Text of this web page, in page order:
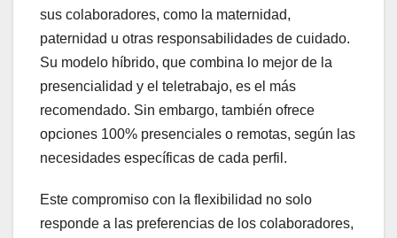
sus colaboradores, como la maternidad,
paternidad u otras responsabilidades de cuidado.
Su modelo híbrido, que combina lo mejor de la
presencialidad y el teletrabajo, es el más
recomendado. Sin embargo, también ofrece
opciones 100% presenciales o remotas, según las
necesidades específicas de cada perfil.
Este compromiso con la flexibilidad no solo
responde a las preferencias de los colaboradores,